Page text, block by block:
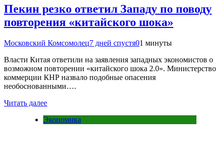
Пекин резко ответил Западу по поводу
повторения «китайского шока»
Московский Комсомолец7 дней спустя01 минуты
Власти Китая ответили на заявления западных экономистов о
возможном повторении «китайского шока 2.0». Министерство
коммерции КНР назвало подобные опасения
необоснованными….
Читать далее
Экономика